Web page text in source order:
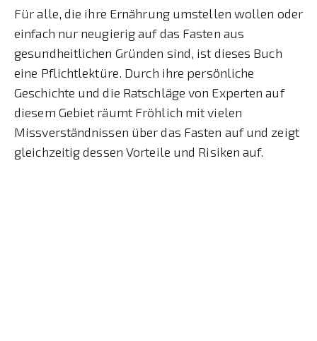
Für alle, die ihre Ernährung umstellen wollen oder
einfach nur neugierig auf das Fasten aus
gesundheitlichen Gründen sind, ist dieses Buch
eine Pflichtlektüre. Durch ihre persönliche
Geschichte und die Ratschläge von Experten auf
diesem Gebiet räumt Fröhlich mit vielen
Missverständnissen über das Fasten auf und zeigt
gleichzeitig dessen Vorteile und Risiken auf.